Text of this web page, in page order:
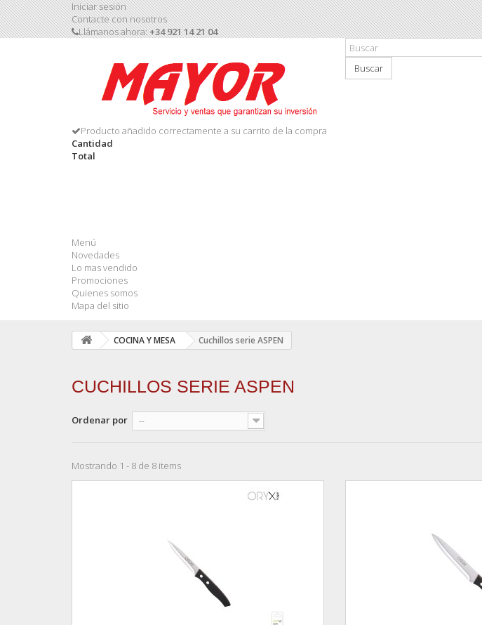
Iniciar sesión
Contacte con nosotros
Llámanos ahora:+34 921 14 21 04
Buscar
Producto añadido correctamente a su carrito de la compra
Cantidad
Total
Menú
Novedades
Lo mas vendido
Promociones
Quienes somos
Mapa del sitio
COCINA Y MESA Cuchillos serie ASPEN
CUCHILLOS SERIE ASPEN
Ordenar por --
Mostrando 1 - 8 de 8 items